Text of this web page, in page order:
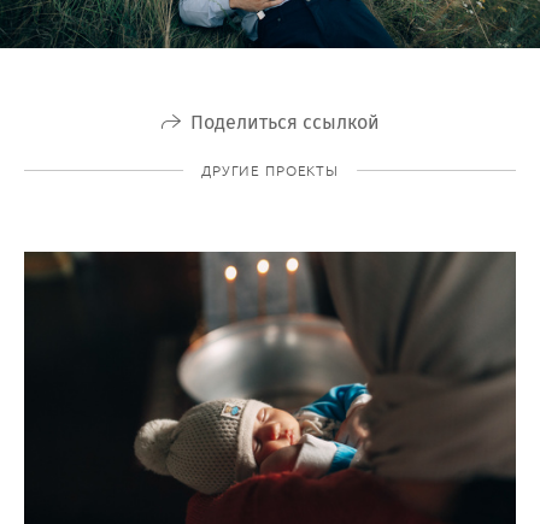
Поделиться ссылкой
ДРУГИЕ ПРОЕКТЫ